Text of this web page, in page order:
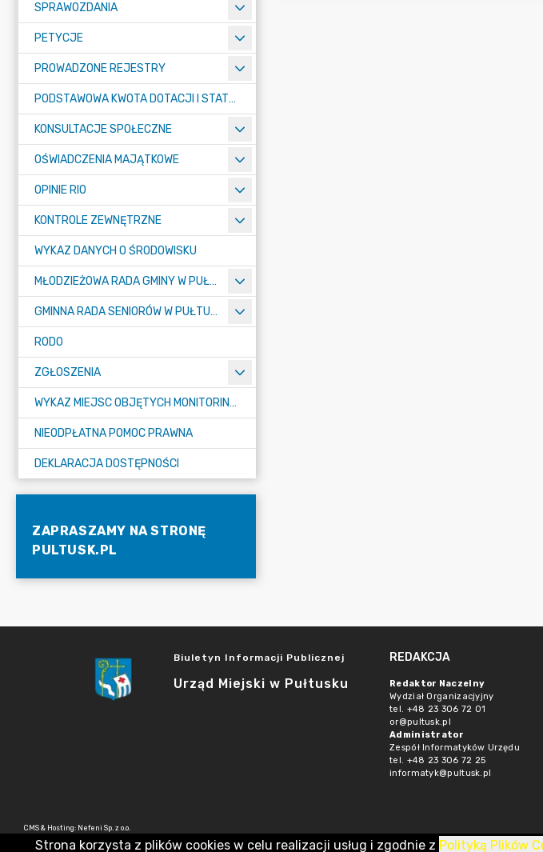
SPRAWOZDANIA
PETYCJE
PROWADZONE REJESTRY
PODSTAWOWA KWOTA DOTACJI I STATYSTYCZNA LICZBA UCZNIÓW
KONSULTACJE SPOŁECZNE
OŚWIADCZENIA MAJĄTKOWE
OPINIE RIO
KONTROLE ZEWNĘTRZNE
WYKAZ DANYCH O ŚRODOWISKU
MŁODZIEŻOWA RADA GMINY W PUŁTUSKU
GMINNA RADA SENIORÓW W PUŁTUSKU
RODO
ZGŁOSZENIA
WYKAZ MIEJSC OBJĘTYCH MONITORINGIEM
NIEODPŁATNA POMOC PRAWNA
DEKLARACJA DOSTĘPNOŚCI
ZAPRASZAMY NA STRONĘ
PULTUSK.PL
Biuletyn Informacji Publicznej
Urząd Miejski w Pułtusku
REDAKCJA
Redaktor Naczelny
Wydział Organizacjyjny
tel. +48 23 306 72 01
or@pultusk.pl
Administrator
Zespół Informatyków Urzędu
tel. +48 23 306 72 25
informatyk@pultusk.pl
CMS & Hosting: Nefeni Sp. z o.o.
Strona korzysta z plików cookies w celu realizacji usług i zgodnie z Polityką Plików